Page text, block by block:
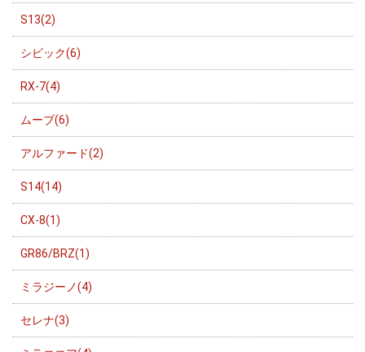
S13(2)
シビック(6)
RX-7(4)
ムーブ(6)
アルファード(2)
S14(14)
CX-8(1)
GR86/BRZ(1)
ミラジーノ(4)
セレナ(3)